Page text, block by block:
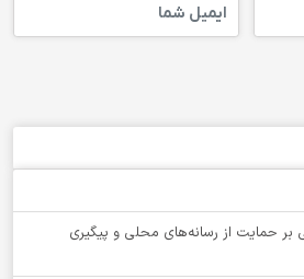
بر حمایت از رسانه‌های محلی و پیگیری